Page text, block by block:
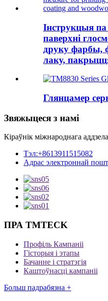
Інструкцыя
паверхні
друку фарбы,
лаку,
Глянцамер
Звяжыцеся з намі
Кіраўнік міжнароднага
Тэл:+8613911515082
Адрас электроннай
ПРА TMTECK
Профіль Кампаніі
Гісторыя і этапы
Бачанне і стратэгія
Каштоўнасці кампаніі
Больш падрабязна +